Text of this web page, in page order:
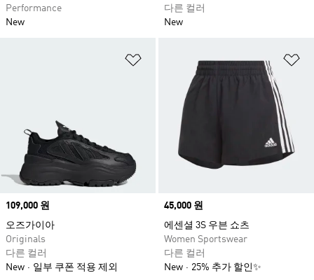
Performance
New
다른 컬러
New
Price
109,000 원
오즈가이아
Originals
다른 컬러
New
일부 쿠폰 적용 제외
Price
45,000 원
에센셜 3S 우븐 쇼츠
Women Sportswear
다른 컬러
New
25% 추가 할인✨